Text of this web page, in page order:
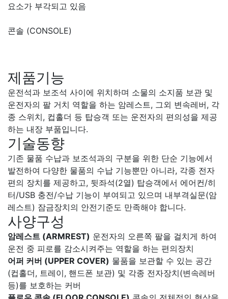
요소가 부각되고 있음
콘솔 (CONSOLE)
제품기능
운전석과 보조석 사이에 위치하며 소물의 소지품 보관 및
운전자의 팔 거치 역할을 하는 암레스트, 그외 변속레버, 각
종 스위치, 컵홀더 등 탑승객 또는 운전자의 편의성을 제공
하는 내장 부품입니다.
기술동향
기존 물품 수납과 보조석과의 구분을 위한 단순 기능에서
발전하여 다양한 물품의 수납 기능뿐만 아니라, 각종 전자
편의 장치를 제공하고, 뒷좌석(2열) 탑승객에서 에어컨/히
터/USB 충전/수납 기능이 부여되고 있으며 내부격실문(암
레스트) 잠금장치의 안전기준도 만족해야 합니다.
사양구성
암레스트 (ARMREST) 운전자의 오른쪽 팔을 걸치게 하여
운전 중 피로를 감소시켜주는 역할을 하는 편의장치
어퍼 커버 (UPPER COVER) 물품을 보관할 수 있는 공간
(컵홀더, 트레이, 핸드폰 보관) 및 각종 전자장치(변속레버
등)를 보호하는 커버